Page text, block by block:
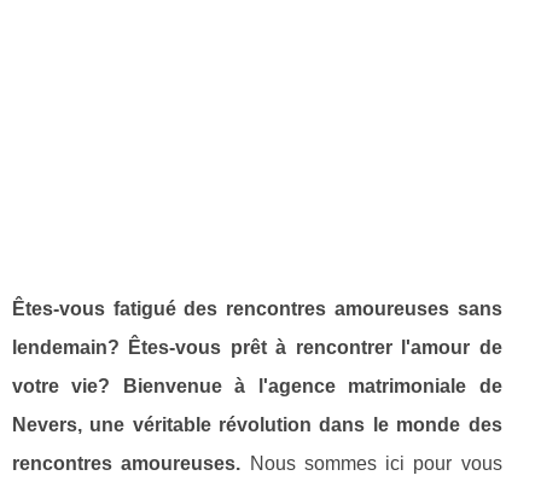
Êtes-vous fatigué des rencontres amoureuses sans
lendemain? Êtes-vous prêt à rencontrer l'amour de
votre vie? Bienvenue à l'agence matrimoniale de
Nevers, une véritable révolution dans le monde des
rencontres amoureuses. Nous sommes ici pour vous